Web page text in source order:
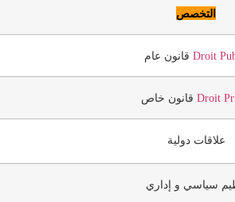
التخصص
Droit
Droit
علاقات دولية
سياسي و إداري